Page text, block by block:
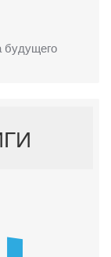
будущего